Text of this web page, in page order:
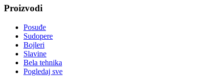
Proizvodi
Posuđe
Sudopere
Bojleri
Slavine
Bela tehnika
Pogledaj sve